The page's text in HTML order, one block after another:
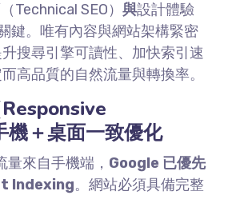
Technical SEO）與設計體驗
鍵。唯有內容與網站架構緊密
搜尋引擎可讀性、加快索引速
高品質的自然流量與轉換率。
Responsive
機＋桌面一致優化
量來自手機端， Google 已優先
Indexing。網站必須具備完整